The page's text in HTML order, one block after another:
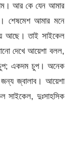
আর কে যেন আমার
শেষমেশ আমার মনে
আছে। তাই সাইকেল
দেখে আয়েশা বলল,
একদম চুপ। অনেক
জ্বালাব। আয়েশা
সাইকেল, দুঃসাহসিক